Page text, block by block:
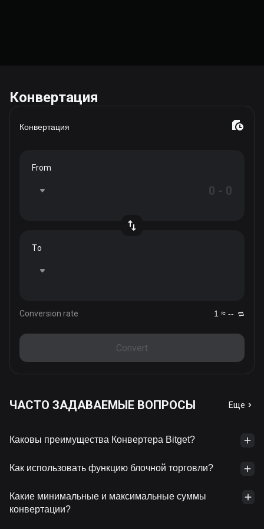
Конвертация
Конвертация
From
To
Conversion rate 1 ≈ --
Convert
ЧАСТО ЗАДАВАЕМЫЕ ВОПРОСЫ Еще
Каковы преимущества Конвертера Bitget?
Как использовать функцию блочной торговли?
Какие минимальные и максимальные суммы
конвертации?